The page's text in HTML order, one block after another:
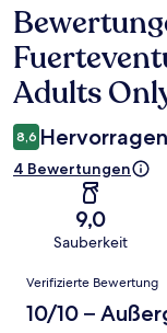
Adults
8,6
4 Bewertungen
9,0
Sauberkeit
Bewertungen
Verifizierte Bewertung
10/10 –